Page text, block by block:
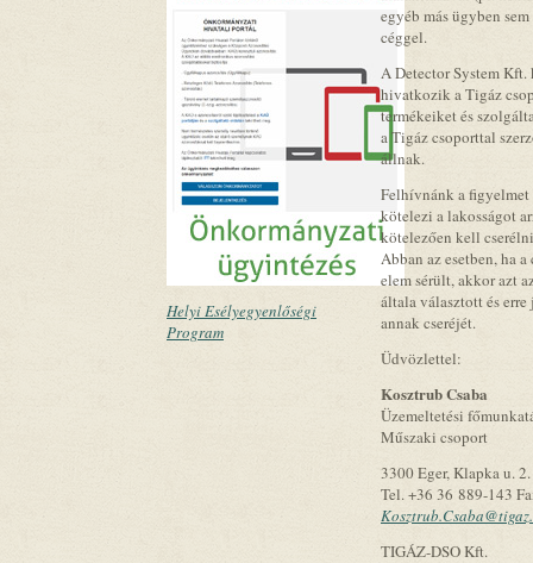
Helyi Esélyegyenlőségi
Program
egyéb más ügyben
céggel.
A Detector System
hivatkozik a Tigáz
termékeiket és
a Tigáz csoporttal
állnak.
Felhívnánk a figyelmet
kötelezi a lakosságot
kötelezően kell
Abban az esetben, ha
elem sérült, akkor azt
általa választott és
annak cseréjét.
Üdvözlettel:
Kosztrub Csaba
Üzemeltetési
Műszaki csoport
3300 Eger, Klapka u. 2.
Tel. +36 36 889-143
TIGÁZ-DSO Kft.